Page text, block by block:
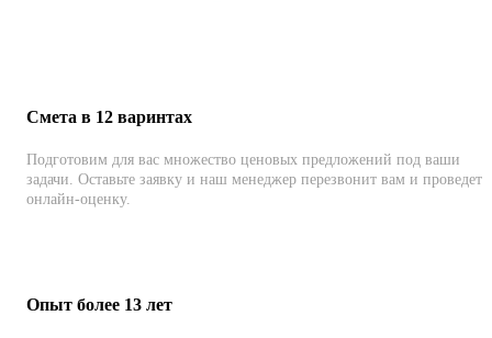
Смета в 12 варинтах
Подготовим для вас множество ценовых предложений под ваши
задачи. Оставьте заявку и наш менеджер перезвонит вам и проведет
онлайн-оценку.
Опыт более 13 лет